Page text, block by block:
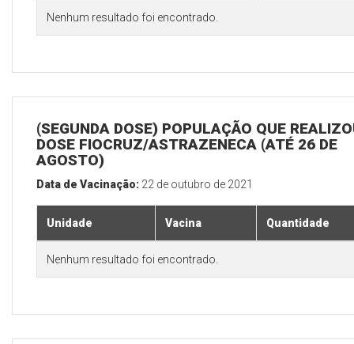
Nenhum resultado foi encontrado.
(SEGUNDA DOSE) POPULAÇÃO QUE
DOSE FIOCRUZ/ASTRAZENECA (ATÉ 26 DE
AGOSTO)
Data de Vacinação: 22 de outubro de 2021
Unidade Vacina Quantidade
Nenhum resultado foi encontrado.